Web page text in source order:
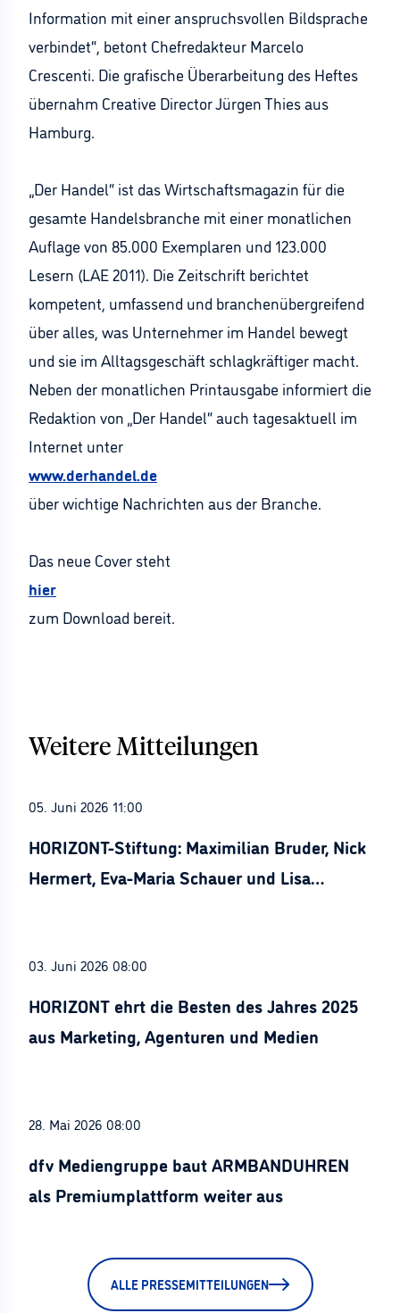
Information mit einer anspruchsvollen Bildsprache
verbindet“, betont Chefredakteur Marcelo
Crescenti. Die grafische Überarbeitung des Heftes
übernahm Creative Director Jürgen Thies aus
Hamburg.
„Der Handel“ ist das Wirtschaftsmagazin für die
gesamte Handelsbranche mit einer monatlichen
Auflage von 85.000 Exemplaren und 123.000
Lesern (LAE 2011). Die Zeitschrift berichtet
kompetent, umfassend und branchenübergreifend
über alles, was Unternehmer im Handel bewegt
und sie im Alltagsgeschäft schlagkräftiger macht.
Neben der monatlichen Printausgabe informiert die
Redaktion von „Der Handel“ auch tagesaktuell im
Internet unter
www.derhandel.de
über wichtige Nachrichten aus der Branche.
Das neue Cover steht
hier
zum Download bereit.
Weitere Mitteilungen
05. Juni 2026 11:00
HORIZONT-Stiftung: Maximilian Bruder, Nick
Hermert, Eva-Maria Schauer und Lisa
03. Juni 2026 08:00
HORIZONT ehrt die Besten des Jahres 2025
aus Marketing, Agenturen und Medien
28. Mai 2026 08:00
dfv Mediengruppe baut ARMBANDUHREN
als Premiumplattform weiter aus
ALLE PRESSEMITTEILUNGEN